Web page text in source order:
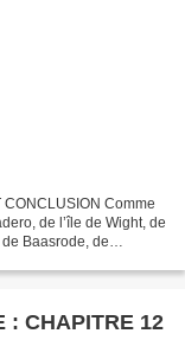
Comme
de l’île de Wight, de
Baasrode, de
: CHAPITRE 12